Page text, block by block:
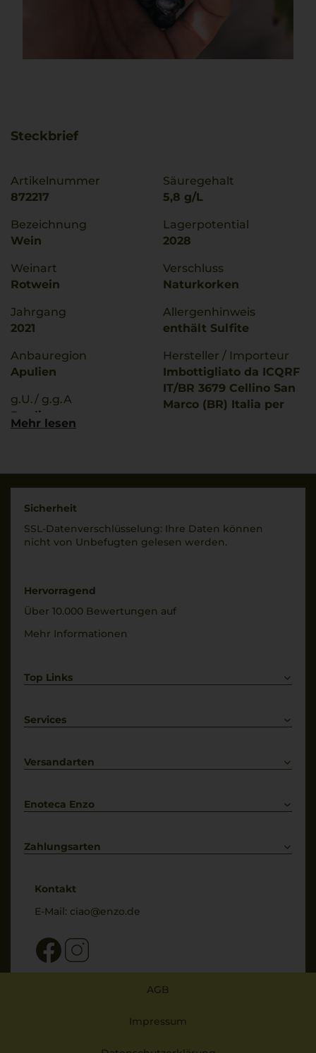
Steckbrief
Artikelnummer
872217
Bezeichnung
Wein
Weinart
Rotwein
Jahrgang
2021
Anbauregion
Apulien
g.U./ g.g.A
Puglia
Trinktemperatur
18 °C
Alkoholgehalt
13 % Vol.
10 g/L
Säuregehalt
5,8 g/L
Lagerpotential
2028
Verschluss
Naturkorken
Allergenhinweis
enthält Sulfite
Hersteller / Importeur
Imbottigliato da ICQRF
IT/BR 3679 Cellino San
Marco (BR) Italia per
0,75 L
Mehr lesen
Sicherheit
SSL-Daten­verschlüs­selung: Ihre Daten können
nicht von Unbe­fugten gelesen werden.
Hervorragend
Über 10.000 Bewertungen auf
Mehr Informationen
Top Links
Weißwein
Services
Kontakt
Versandarten
Enoteca Enzo
Bewertungs-Richtlinien
Zahlungsarten
Kontakt
E-Mail: ciao@enzo.de
AGB
Impressum